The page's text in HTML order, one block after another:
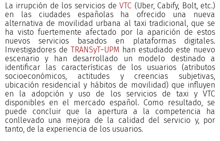
La irrupción de los servicios deVTC (Uber, Cabify, Bolt, etc.)
en las ciudades españolas ha ofrecido una nueva
alternativa de movilidad urbana al taxi tradicional, que se
ha visto fuertemente afectado por la aparición de estos
nuevos servicios basados en plataformas digitales.
Investigadores de TRANSyT−UPM han estudiado este nuevo
escenario y han desarrollado un modelo destinado a
identificar las características de los usuarios (atributos
socioeconómicos, actitudes y creencias subjetivas,
ubicación residencial y hábitos de movilidad) que influyen
en la adopción y uso de los servicios de taxi y VTC
disponibles en el mercado español. Como resultado, se
puede concluir que la apertura a la competencia ha
conllevado una mejora de la calidad del servicio y, por
tanto, de la experiencia de los usuarios.